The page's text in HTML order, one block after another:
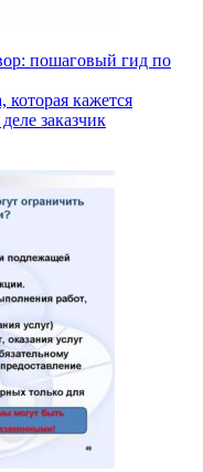
пошаговый гид по
кажется
заказчик